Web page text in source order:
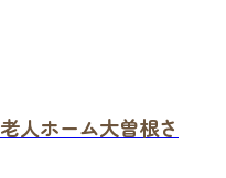
人ホーム大曽根さ